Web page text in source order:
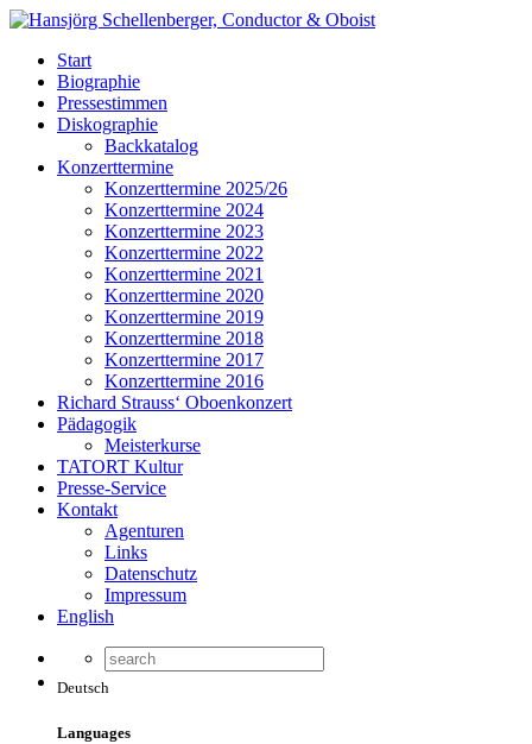
Start
Biographie
Pressestimmen
Diskographie
Backkatalog
Konzerttermine
Konzerttermine 2025/26
Konzerttermine 2024
Konzerttermine 2023
Konzerttermine 2022
Konzerttermine 2021
Konzerttermine 2020
Konzerttermine 2019
Konzerttermine 2018
Konzerttermine 2017
Konzerttermine 2016
Richard Strauss‘ Oboenkonzert
Pädagogik
Meisterkurse
TATORT Kultur
Presse-Service
Kontakt
Agenturen
Links
Datenschutz
Impressum
English
Deutsch
Languages